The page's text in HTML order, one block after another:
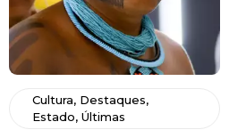
Cultura, Destaques,
Estado, Últimas